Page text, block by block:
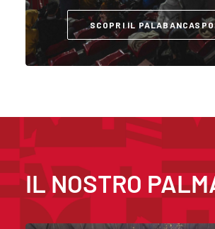
SCOPRI IL
IL NOSTRO